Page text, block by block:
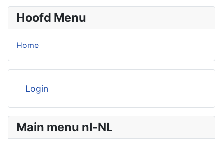
Hoofd Menu
Home
Login
Main menu nl-NL